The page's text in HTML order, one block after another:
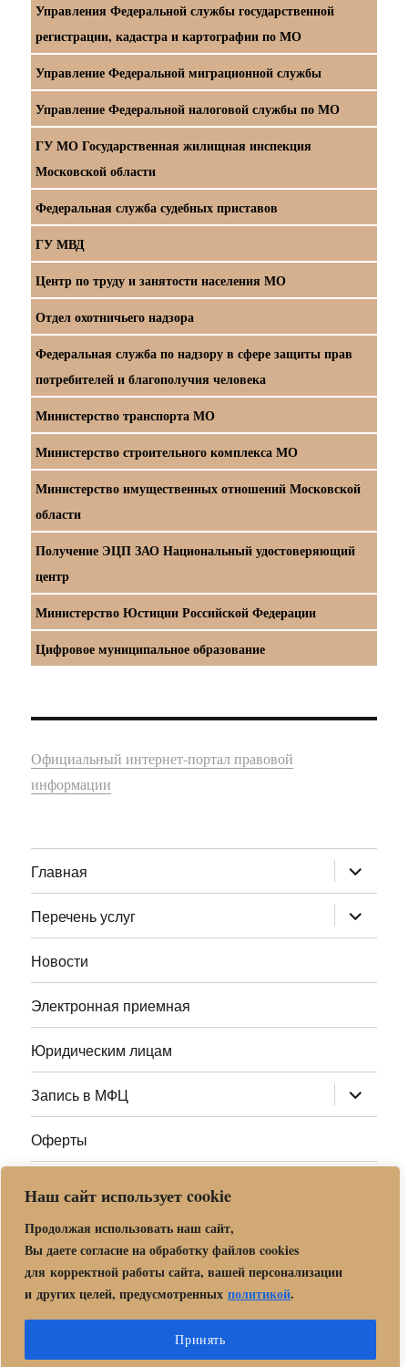
Наш сайт использует cookie
Продолжая использовать наш сайт,
Вы даете согласие на обработку файлов cookies
для корректной работы сайта, вашей персонализации
и других целей, предусмотренных политикой.
Принять
Управления Федеральной службы государственной
регистрации, кадастра и картографии по МО
Управление Федеральной миграционной службы
Управление Федеральной налоговой службы по МО
ГУ МО Государственная жилищная инспекция
Московской области
Федеральная служба судебных приставов
ГУ МВД
Центр по труду и занятости населения МО
Отдел охотничьего надзора
Федеральная служба по надзору в сфере защиты прав
потребителей и благополучия человека
Министерство транспорта МО
Министерство строительного комплекса МО
Министерство имущественных отношений Московской
области
Получение ЭЦП ЗАО Национальный удостоверяющий
центр
Министерство Юстиции Российской Федерации
Цифровое муниципальное образование
Официальный интернет-портал правовой
информации
Главная раскрыть
дочернее
меню
Перечень услуг
раскрыть
дочернее
меню
Новости
Электронная приемная
Юридическим лицам
Запись в МФЦ раскрыть
дочернее
меню
Оферты
Адреса МФЦ МО
Центр государственных и муниципальных услуг «Мои
документы» в г. о. Орехово-Зуево
Политика обработки и защиты персональных данных в «МБУ
МФЦ Орехово-Зуевского городского округа Московской области»